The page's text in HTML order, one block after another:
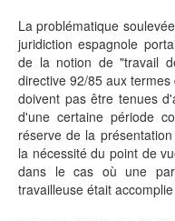
La problématique
juridiction espagnole
de la notion de "travail
directive 92/85 aux
doivent pas être tenues
d'une certaine période
réserve de la
la nécessité du point de
dans le cas où une
travailleuse était